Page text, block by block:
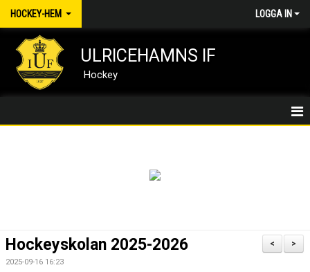
HOCKEY-HEM LOGGA IN
ULRICEHAMNS IF
Hockey
DOKUMENT
>
<
Hockeyskolan 2025-2026
2025-09-16 16:23